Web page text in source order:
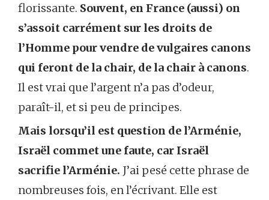
florissante. Souvent, en France (aussi) on
s’assoit carrément sur les droits de
l’Homme pour vendre de vulgaires canons
qui feront de la chair, de la chair à canons.
Il est vrai que l’argent n’a pas d’odeur,
paraît-il, et si peu de principes.
Mais lorsqu’il est question de l’Arménie,
Israël commet une faute, car Israël
sacrifie l’Arménie. J’ai pesé cette phrase de
nombreuses fois, en l’écrivant. Elle est